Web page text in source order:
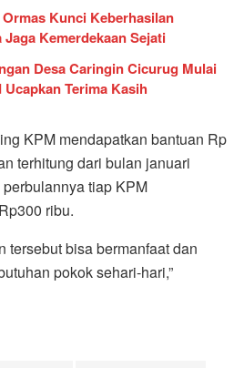
Kunci Keberhasilan
Kemerdekaan Sejati
Desa Caringin Cicurug Mulai
Terima Kasih
KPM mendapatkan bantuan Rp
terhitung dari bulan januari
tiap KPM
ribu.
tersebut bisa bermanfaat dan
pokok sehari-hari,”